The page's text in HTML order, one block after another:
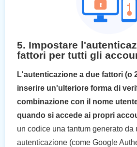
5. Impostare
fattori per tutti gli
L'autenticazione a due fattori (o
inserire un'ulteriore forma di
combinazione con il nome
quando si accede ai propri
un codice una tantum generato da
autenticazione (come Google